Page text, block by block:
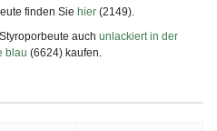
finden Sie hier (2149).
auch unlackiert in der
blau (6624) kaufen.